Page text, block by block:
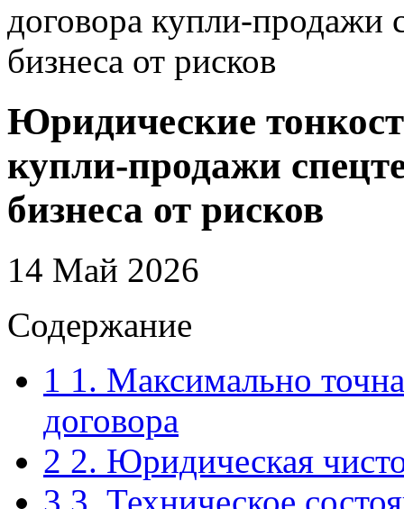
договора купли-продажи
бизнеса от рисков
Юридические
купли-продажи
бизнеса от рисков
14 Май 2026
Содержание
1 1. Максимально
договора
2 2. Юридическая
3 3. Техническое